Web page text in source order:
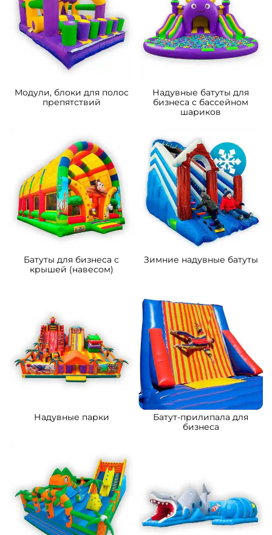
Модули, блоки для полос
препятствий
Надувные батуты для
бизнеса с бассейном
шариков
Батуты для бизнеса с
крышей (навесом)
Зимние надувные батуты
Надувные парки
Батут-прилипала для
бизнеса